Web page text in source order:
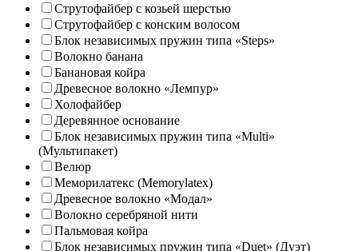
Струтофайбер с козьей шерстью
Струтофайбер с конским волосом
Блок независимых пружин типа «Steps»
Волокно банана
Банановая койра
Древесное волокно «Лемпур»
Холофайбер
Деревянное основание
Блок независимых пружин типа «Multi»
(Мультипакет)
Велюр
Меморилатекс (Memorylatex)
Древесное волокно «Модал»
Волокно серебряной нити
Пальмовая койра
Блок независимых пружин типа «Duet» (Дуэт)